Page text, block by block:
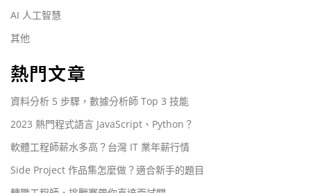
AI 人工智慧
其他
熱門文章
資料分析 5 步驟，數據分析師 Top 3 技能
2023 熱門程式語言 JavaScript、Python？
軟體工程師薪水多高？台灣 IT 業年薪行情
Side Project 作品集怎麼做？適合新手的題目